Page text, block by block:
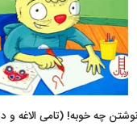
نوشتن چه خوبه! (تامی الاغه